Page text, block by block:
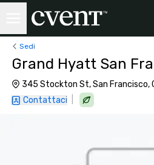
Sedi
Grand Hyatt San
345 Stockton St, San Francisco,
Contattaci